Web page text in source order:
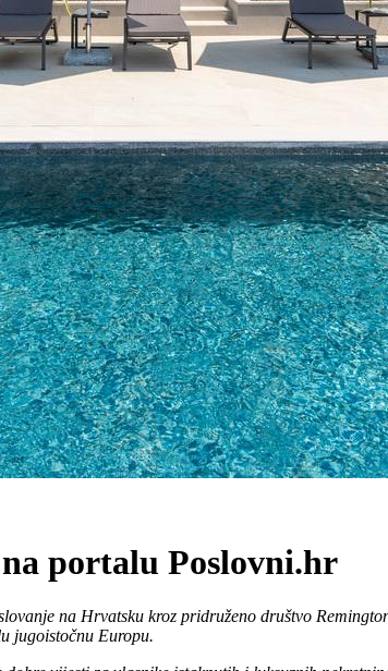
portalu Poslovni.hr
na Hrvatsku kroz pridruženo društvo
jugoistočnu Europu.